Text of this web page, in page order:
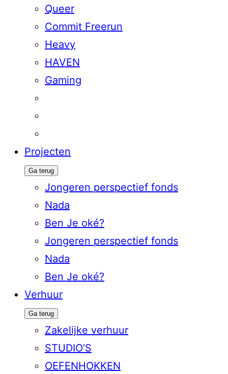
Queer
Commit Freerun
Heavy
HAVEN
Gaming
Projecten
Ga terug
Jongeren perspectief fonds
Nada
Ben Je oké?
Jongeren perspectief fonds
Nada
Ben Je oké?
Verhuur
Ga terug
Zakelijke verhuur
STUDIO’S
OEFENHOKKEN